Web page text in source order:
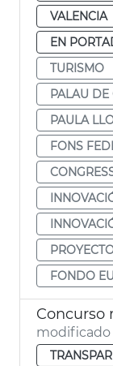
VALENCIA
EN
TURISMO
PALAU DE
PAULA
FONS
FONDO
modificado